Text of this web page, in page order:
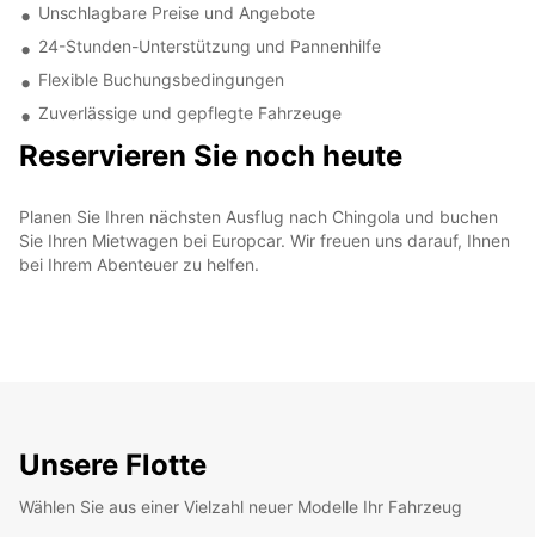
Unschlagbare Preise und Angebote
24-Stunden-Unterstützung und Pannenhilfe
Flexible Buchungsbedingungen
Zuverlässige und gepflegte Fahrzeuge
Reservieren Sie noch heute
Planen Sie Ihren nächsten Ausflug nach Chingola und buchen
Sie Ihren Mietwagen bei Europcar. Wir freuen uns darauf, Ihnen
bei Ihrem Abenteuer zu helfen.
Unsere Flotte
Wählen Sie aus einer Vielzahl neuer Modelle Ihr Fahrzeug